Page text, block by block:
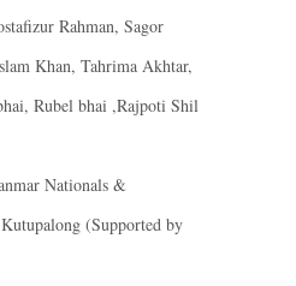
Rahman, Sagor
Khan, Tahrima Akhtar,
Rubel bhai ,Rajpoti Shil
Nationals &
(Supported by